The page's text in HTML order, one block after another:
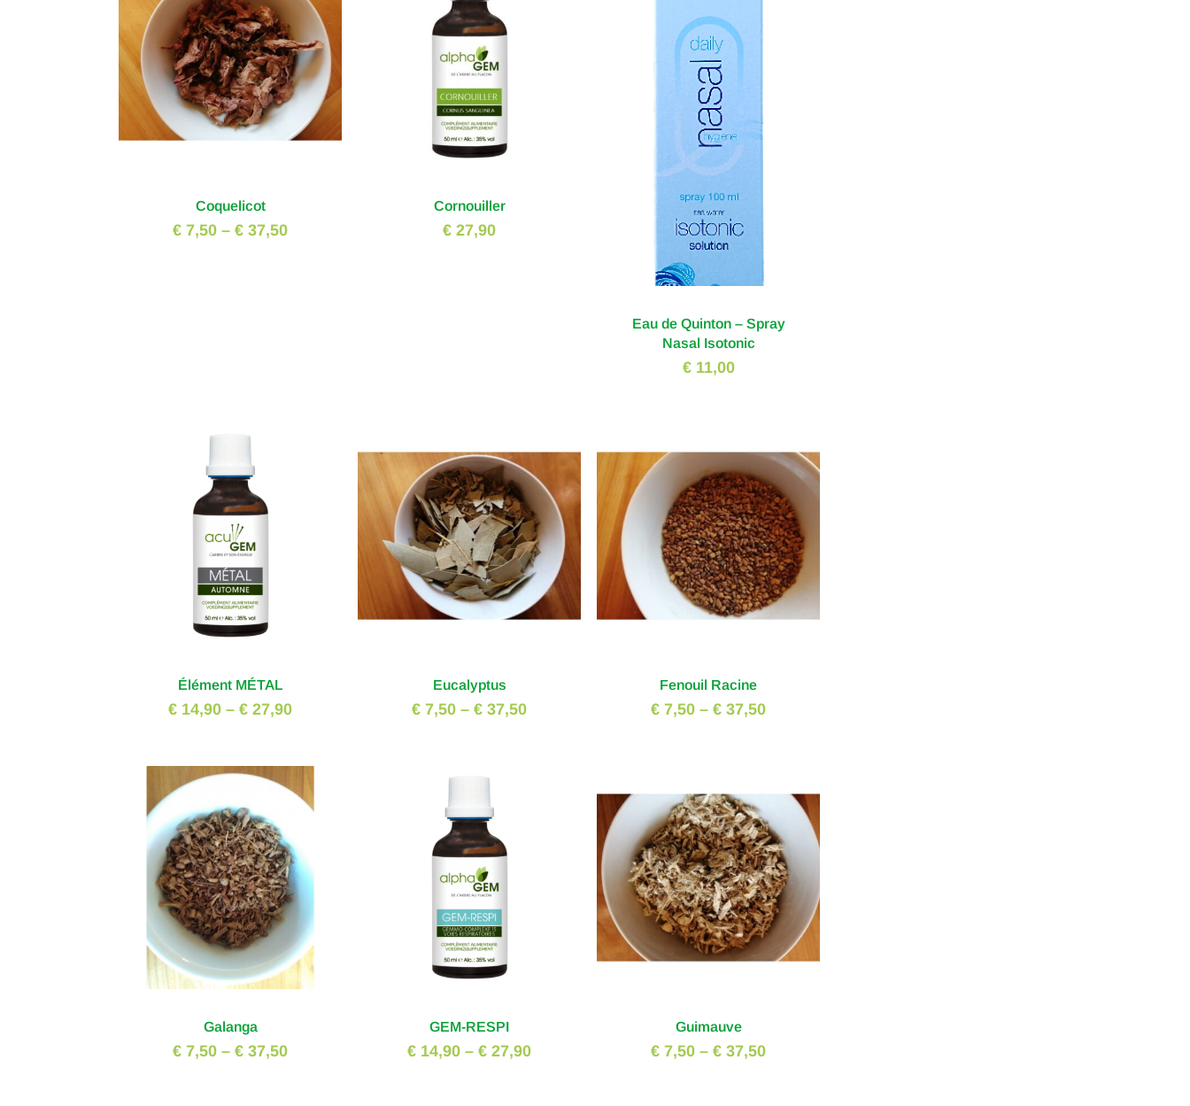
Coquelicot
€ 7,50 –€ 37,50
Cornouiller
€ 27,90
Eau de Quinton – Spray
Nasal Isotonic
€ 11,00
Élément MÉTAL
€ 14,90 –€ 27,90
Eucalyptus
€ 7,50 –€ 37,50
Fenouil Racine
€ 7,50 –€ 37,50
Galanga
€ 7,50 –€ 37,50
GEM-RESPI
€ 14,90 –€ 27,90
Guimauve
€ 7,50 –€ 37,50